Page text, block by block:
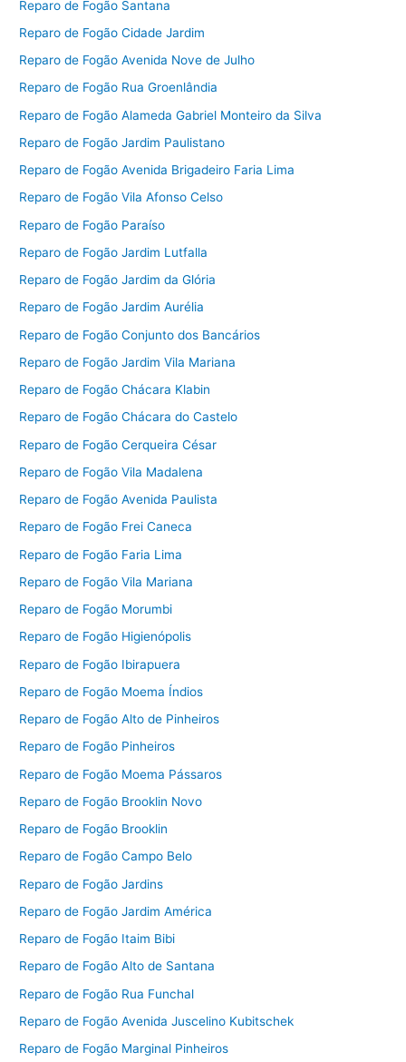
Reparo de Fogão Santana
Reparo de Fogão Cidade Jardim
Reparo de Fogão Avenida Nove de Julho
Reparo de Fogão Rua Groenlândia
Reparo de Fogão Alameda Gabriel Monteiro da Silva
Reparo de Fogão Jardim Paulistano
Reparo de Fogão Avenida Brigadeiro Faria Lima
Reparo de Fogão Vila Afonso Celso
Reparo de Fogão Paraíso
Reparo de Fogão Jardim Lutfalla
Reparo de Fogão Jardim da Glória
Reparo de Fogão Jardim Aurélia
Reparo de Fogão Conjunto dos Bancários
Reparo de Fogão Jardim Vila Mariana
Reparo de Fogão Chácara Klabin
Reparo de Fogão Chácara do Castelo
Reparo de Fogão Cerqueira César
Reparo de Fogão Vila Madalena
Reparo de Fogão Avenida Paulista
Reparo de Fogão Frei Caneca
Reparo de Fogão Faria Lima
Reparo de Fogão Vila Mariana
Reparo de Fogão Morumbi
Reparo de Fogão Higienópolis
Reparo de Fogão Ibirapuera
Reparo de Fogão Moema Índios
Reparo de Fogão Alto de Pinheiros
Reparo de Fogão Pinheiros
Reparo de Fogão Moema Pássaros
Reparo de Fogão Brooklin Novo
Reparo de Fogão Brooklin
Reparo de Fogão Campo Belo
Reparo de Fogão Jardins
Reparo de Fogão Jardim América
Reparo de Fogão Itaim Bibi
Reparo de Fogão Alto de Santana
Reparo de Fogão Rua Funchal
Reparo de Fogão Avenida Juscelino Kubitschek
Reparo de Fogão Marginal Pinheiros